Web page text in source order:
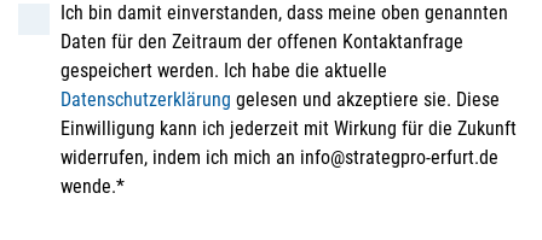
Ich bin damit einverstanden, dass meine oben genannten
Daten für den Zeitraum der offenen Kontaktanfrage
gespeichert werden. Ich habe die aktuelle
Datenschutzerklärung gelesen und akzeptiere sie. Diese
Einwilligung kann ich jederzeit mit Wirkung für die Zukunft
widerrufen, indem ich mich an info@strategpro-erfurt.de
wende.*